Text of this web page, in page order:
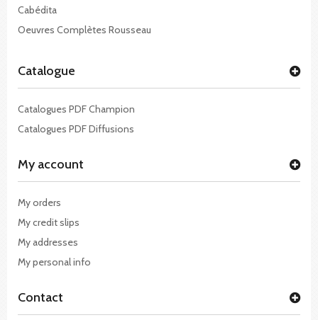
Cabédita
Oeuvres Complètes Rousseau
Catalogue
Catalogues PDF Champion
Catalogues PDF Diffusions
My account
My orders
My credit slips
My addresses
My personal info
Contact